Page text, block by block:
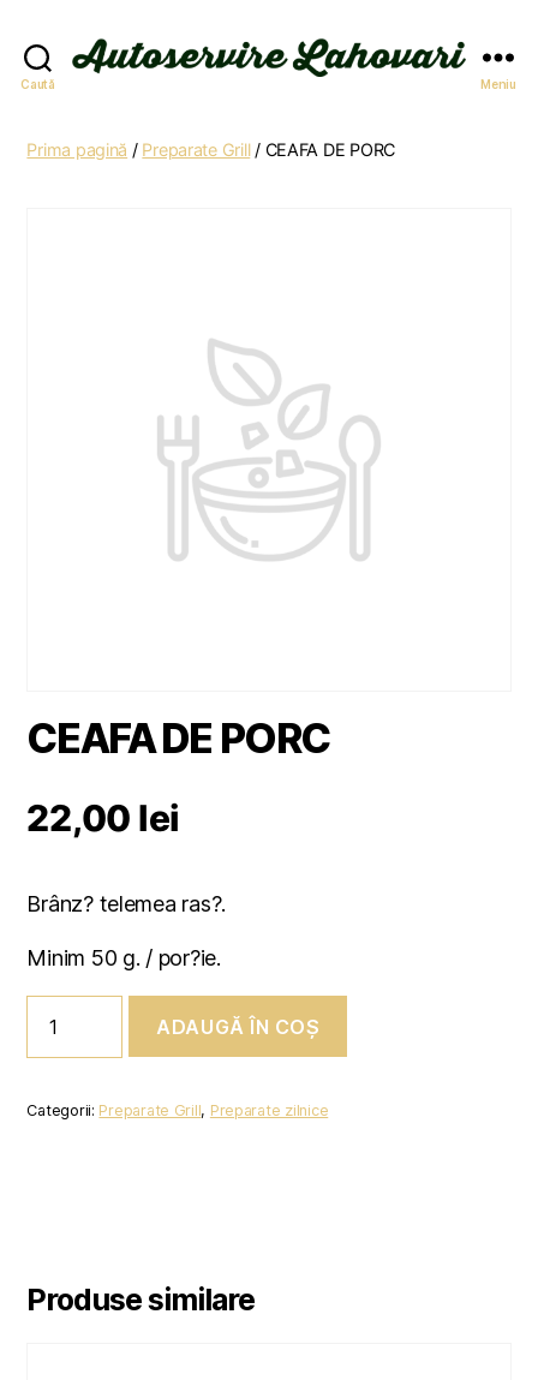
Caută Meniu
Prima pagină / Preparate Grill/ CEAFA DE PORC
CEAFA DE PORC
22,00 lei
Brânz? telemea ras?.
Minim 50 g. / por?ie.
CEAFA
DE
ADAUGĂ ÎN COȘ
Categorii: Preparate Grill, Preparate zilnice
Produse similare